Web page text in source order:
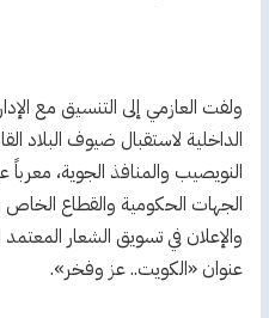
ولفت العازمي إلى التنسيق مع
‏الداخلية لاستقبال ضيوف البلاد
النويصيب والمنافذ الجوية،
الجهات ‏الحكومية والقطاع الخاص
والإعلان في تسويق الشعار المعتمد
عنوان «الكويت.. عز وفخر».